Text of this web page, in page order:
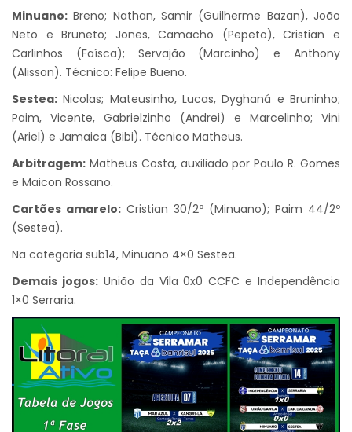
Minuano: Breno; Nathan, Samir (Guilherme Bazan), João
Neto e Bruneto; Jones, Camacho (Pepeto), Cristian e
Carlinhos (Faísca); Servajão (Marcinho) e Anthony
(Alisson). Técnico: Felipe Bueno.
Sestea: Nicolas; Mateusinho, Lucas, Dyghaná e Bruninho;
Paim, Vicente, Gabrielzinho (Andrei) e Marcelinho; Vini
(Ariel) e Jamaica (Bibi). Técnico Matheus.
Arbitragem: Matheus Costa, auxiliado por Paulo R. Gomes
e Maicon Rossano.
Cartões amarelo: Cristian 30/2º (Minuano); Paim 44/2º
(Sestea).
Na categoria sub14, Minuano 4×0 Sestea.
Demais jogos:União da Vila 0x0 CCFC e Independência
1×0 Serraria.